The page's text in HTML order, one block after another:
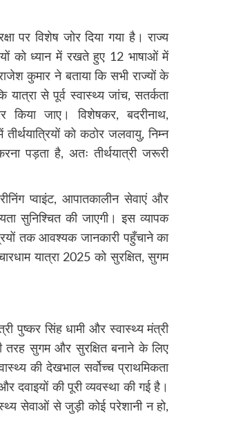
पर विशेष जोर दिया गया है। राज्य
को ध्यान में रखते हुए 12 भाषाओं में
कुमार ने बताया कि सभी राज्यों के
से पूर्व स्वास्थ्य जांच, सतर्कता
किया जाए। विशेषकर, बदरीनाथ,
को कठोर जलवायु, निम्न
पड़ता है, अतः तीर्थयात्री जरूरी
प्वाइंट, आपातकालीन सेवाएं और
सुनिश्चित की जाएगी। इस व्यापक
तक आवश्यक जानकारी पहुँचाने का
यात्रा 2025 को सुरक्षित, सुगम
पुष्कर सिंह धामी और स्वास्थ्य मंत्री
तरह सुगम और सुरक्षित बनाने के लिए
की देखभाल सर्वोच्च प्राथमिकता
की पूरी व्यवस्था की गई है।
सेवाओं से जुड़ी कोई परेशानी न हो,